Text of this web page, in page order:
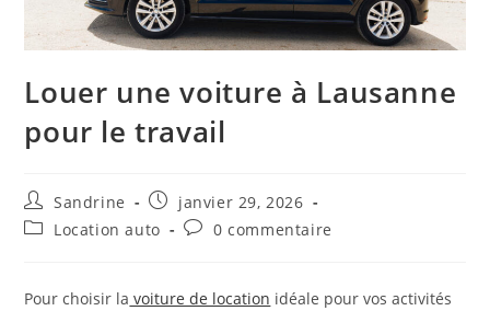
Louer une voiture à Lausanne
pour le travail
Auteur/autrice
de
la
Sandrine
Publication
publiée :
janvier 29, 2026
PostLocation auto
Commentaires
publication :
0 commentaire
Pour choisir la voiture de location idéale pour vos activités